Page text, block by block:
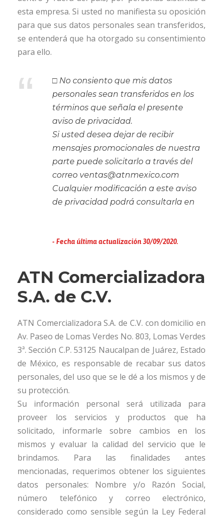
esta empresa. Si usted no manifiesta su oposición
para que sus datos personales sean transferidos,
se entenderá que ha otorgado su consentimiento
para ello.
“
□ No consiento que mis datos
personales sean transferidos en los
términos que señala el presente
aviso de privacidad.
Si usted desea dejar de recibir
mensajes promocionales de nuestra
parte puede solicitarlo a través del
correo ventas@atnmexico.com
Cualquier modificación a este aviso
de privacidad podrá consultarla en
Fecha última actualización 30/09/2020.
ATN Comercializadora
S.A. de C.V.
ATN Comercializadora S.A. de C.V. con domicilio en
Av. Paseo de Lomas Verdes No. 803, Lomas Verdes
3ª. Sección C.P. 53125 Naucalpan de Juárez, Estado
de México, es responsable de recabar sus datos
personales, del uso que se le dé a los mismos y de
su protección.
Su información personal será utilizada para
proveer los servicios y productos que ha
solicitado, informarle sobre cambios en los
mismos y evaluar la calidad del servicio que le
brindamos. Para las finalidades antes
mencionadas, requerimos obtener los siguientes
datos personales: Nombre y/o Razón Social,
número telefónico y correo electrónico,
considerado como sensible según la Ley Federal